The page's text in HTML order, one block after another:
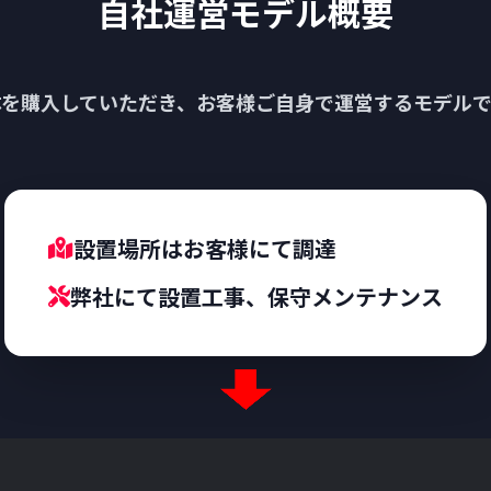
自社運営モデル概要
購入していただき、お客様ご自身で運営するモデル
設置場所はお客様にて調達
弊社にて設置工事、保守メンテナンス